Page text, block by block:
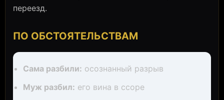
переезд.
ПО ОБСТОЯТЕЛЬСТВАМ
Сама разбили: осознанный разрыв
Муж разбил: его вина в ссоре